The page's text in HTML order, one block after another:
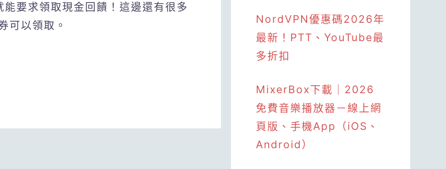
要求領取現金回饋！這邊還有很多
可以領取。
NordVPN優惠碼2026年
最新！PTT、YouTube最
多折扣
MixerBox下載｜2026
免費音樂播放器－線上網
頁版、手機App（iOS、
Android）